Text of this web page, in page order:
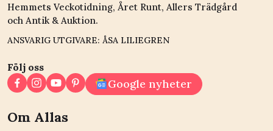
Hemmets Veckotidning, Året Runt, Allers Trädgård
och Antik & Auktion.
ANSVARIG UTGIVARE: ÅSA LILIEGREN
Följ oss
Google nyheter
Om Allas